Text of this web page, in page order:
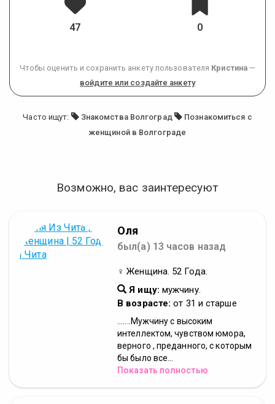
47 0
Чтобы оценить и сохранить анкету пользователя Кристина —
войдите или создайте анкету
Часто ищут: Знакомства Волгоград
Познакомиться с
женщиной в Волгограде
Возможно, вас заинтересуют
Оля
был(а) 13 часов назад
♀ Женщина. 52 Года.
Я ищу: мужчину.
В возрасте: от 31 и старше
.......Мужчину с высоким
интеллектом, чувством юмора,
верного , преданного, с которым
бы было все...
Показать полностью